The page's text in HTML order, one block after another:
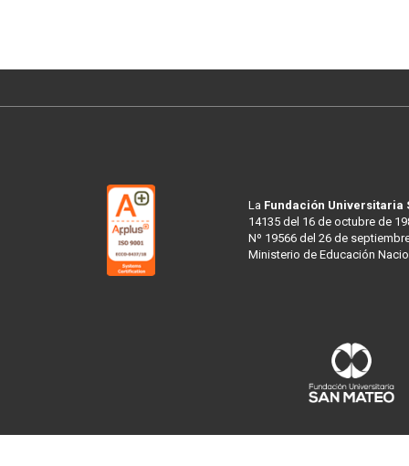
La Fundación Universitaria
14135 del 16 de octubre de
Nº 19566 del 26 de
Ministerio de Educación